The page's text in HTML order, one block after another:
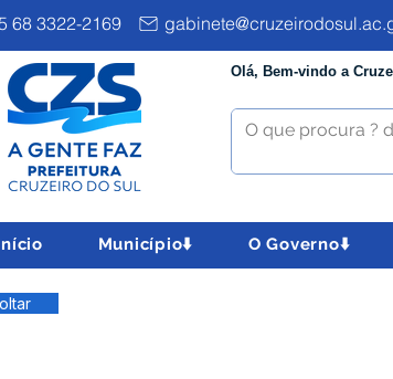
68 3322-2169
Olá, Bem-vindo a
Município⬇️ O Governo⬇️